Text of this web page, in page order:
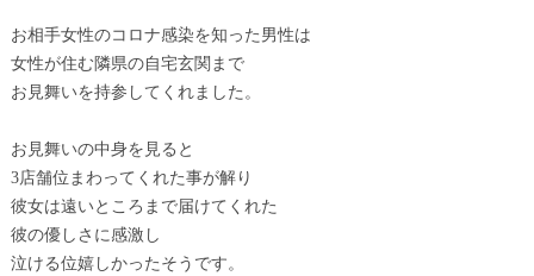
お相手女性のコロナ感染を知った男性は
女性が住む隣県の自宅玄関まで
お見舞いを持参してくれました。
お見舞いの中身を見ると
3店舗位まわってくれた事が解り
彼女は遠いところまで届けてくれた
彼の優しさに感激し
泣ける位嬉しかったそうです。